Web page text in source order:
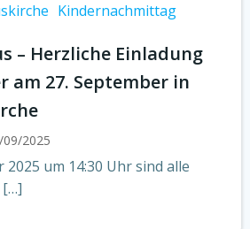
Kindernachmittag
– Herzliche Einladung
am 27. September in
09/2025
2025 um 14:30 Uhr sind alle
[…]